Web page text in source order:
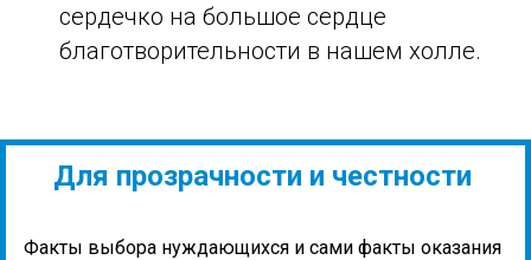
сердечко на большое сердце
благотворительности в нашем холле.
Для прозрачности и честности
Факты выбора нуждающихся и сами факты оказания